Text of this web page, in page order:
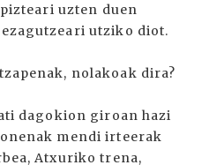
uzten duen
utziko diot.
nolakoak dira?
dagokion giroan hazi
mendi irteerak
Atxuriko trena,